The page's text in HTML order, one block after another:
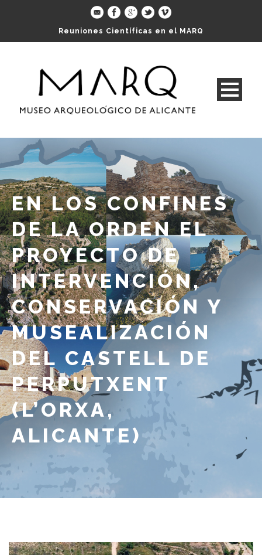
Reuniones Científicas en el MARQ
EN LOS CONFINES
DE LA ORDEN EL
PROYECTO DE
INTERVENCIÓN,
CONSERVACIÓN Y
MUSEALIZACIÓN
DEL CASTELL DE
PERPUTXENT
(L’ORXA,
ALICANTE)